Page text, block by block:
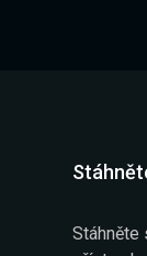
Stáhněte